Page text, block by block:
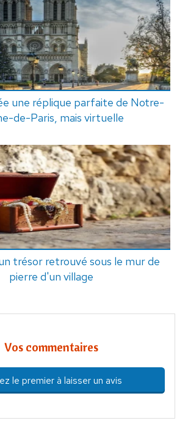
une réplique parfaite de Notre-
de-Paris, mais virtuelle
trésor retrouvé sous le mur de
pierre d'un village
Vos commentaires
le premier à laisser un avis